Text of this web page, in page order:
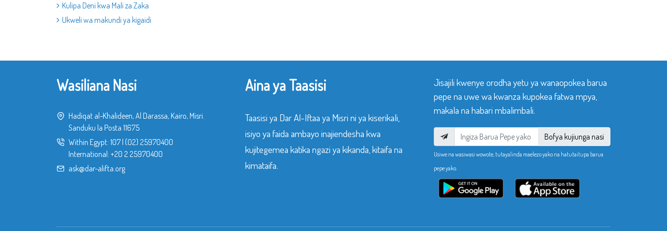
Kulipa Deni kwa Mali za Zaka
Ukweli wa makundi ya kigaidi
Wasiliana Nasi
Hadiqat al-Khalideen, Al Darassa, Kairo, Misri.
Sanduku la Posta 11675
Within Egypt: 107 (02) 25970400
International: +20 2 25970400
ask@dar-alifta.org
Aina ya Taasisi
Taasisi ya Dar Al-Iftaa ya Misri ni ya kiserikali,
isiyo ya faida ambayo inajiendesha kwa
kujitegemea katika ngazi ya kikanda, kitaifa na
kimataifa.
Jisajili kwenye orodha yetu ya wanaopokea barua
pepe na uwe wa kwanza kupokea fatwa mpya,
makala na habari mbalimbali.
Bofya kujiunga nasi
Usiwe na wasiwasi wowote, tutayalinda maelezo yako na hatutaitupa barua
pepe yako.